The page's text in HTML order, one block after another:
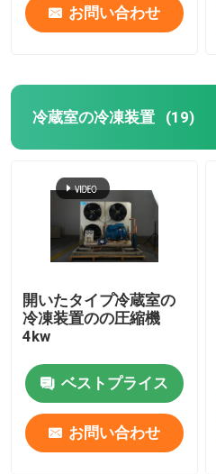
お問い合わせ
冷蔵室の冷凍装置 (19)
開いたタイプ冷蔵室の
冷凍装置のの圧縮機
4kw
ベストプライス
お問い合わせ